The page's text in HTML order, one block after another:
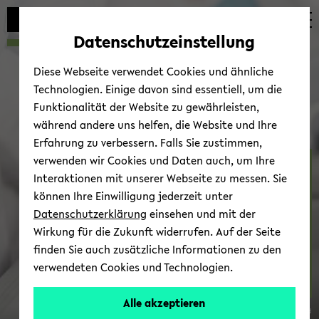
Automatische
vermeiden
zum
wechseln
zum
wechseln
zum
wechseln
Biologiedidaktik –
Begabungs­forschung
© Uni­ver­si­tät Bie­le­feld
Datenschutzeinstellung
Diese Webseite verwendet Cookies und ähnliche
Technologien. Einige davon sind essentiell, um die
Funktionalität der Website zu gewährleisten,
während andere uns helfen, die Website und Ihre
Erfahrung zu verbessern. Falls Sie zustimmen,
verwenden wir Cookies und Daten auch, um Ihre
Interaktionen mit unserer Webseite zu messen. Sie
können Ihre Einwilligung jederzeit unter
Datenschutzerklärung einsehen und mit der
Wirkung für die Zukunft widerrufen. Auf der Seite
finden Sie auch zusätzliche Informationen zu den
verwendeten Cookies und Technologien.
Alle akzeptieren